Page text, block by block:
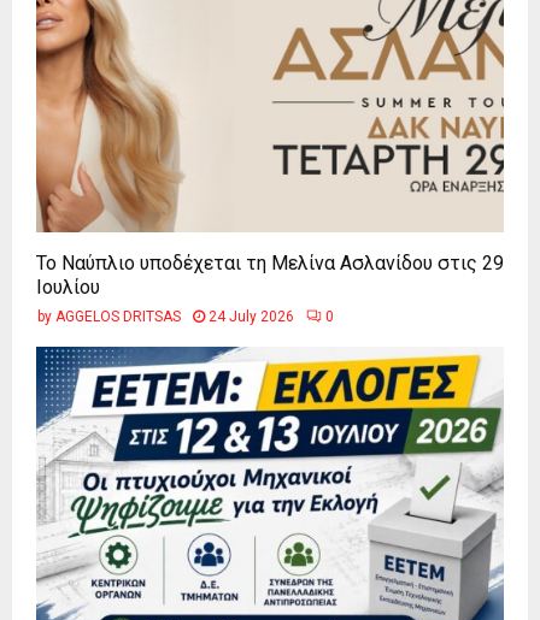
Το Ναύπλιο υποδέχεται τη Μελίνα Ασλανίδου στις 29
Ιουλίου
by AGGELOS DRITSAS 24 July 2026 0